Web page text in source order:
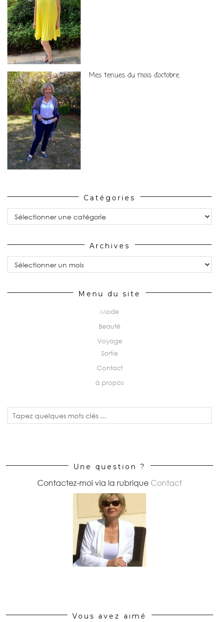
Mes tenues du mois d’octobre.
Catégories
Catégories
Archives
Archives
Menu du site
Mode
Beauté
Voyage
Sortie
Contact
à propos
Une question ?
Contactez-moi via la rubrique Contact
Vous avez aimé